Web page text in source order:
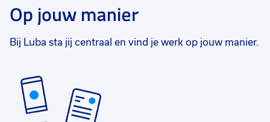
Op jouw manier
Bij Luba sta jij centraal en vind je werk op jouw manier.